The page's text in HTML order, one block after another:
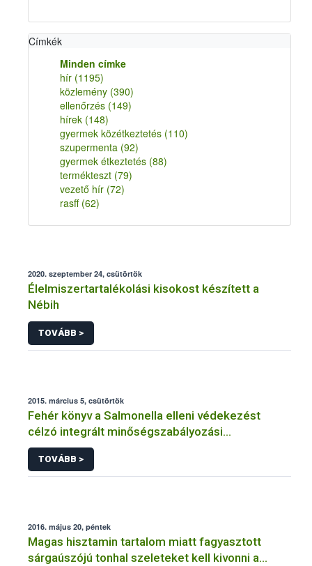
Címkék
Minden címke
hír (1195)
közlemény (390)
ellenőrzés (149)
hírek (148)
gyermek közétkeztetés (110)
szupermenta (92)
gyermek étkeztetés (88)
termékteszt (79)
vezető hír (72)
rasff (62)
2020. szeptember 24, csütörtök
Élelmiszertartalékolási kisokost készített a
Nébih
TOVÁBB >
2015. március 5, csütörtök
Fehér könyv a Salmonella elleni védekezést
célzó integrált minőségszabályozási
rendszerhez
TOVÁBB >
2016. május 20, péntek
Magas hisztamin tartalom miatt fagyasztott
sárgaúszójú tonhal szeleteket kell kivonni a